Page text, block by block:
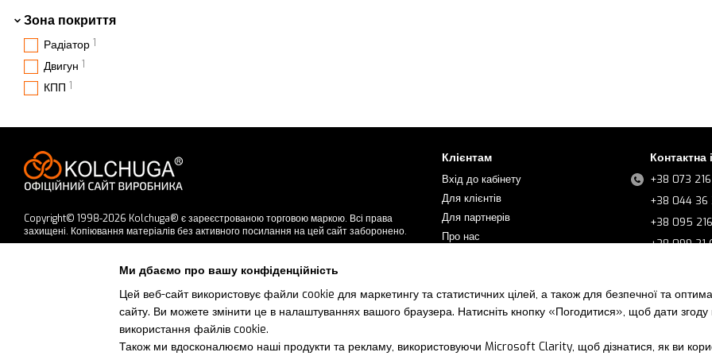
Зона покриття
Радіатор 1
Двигун 1
КПП 1
Copyright© 1998-2026 Kolchuga® є зареєстрованою торговою маркою. Всі права
захищені. Копіювання матеріалів без активного посилання на цей сайт заборонено.
Клієнтам
Вхід до кабінету
Для клієнтів
Для партнерів
Про нас
Новини
Контактна
+38 073
+38 044 36
+38 095
+38 099 21
+38 067 21
Ми дбаємо про вашу конфіденційність
Цей веб-сайт використовує файли cookie для маркетингу та статистичних цілей, а також для безпечної та
сайту. Ви можете змінити це в налаштуваннях вашого браузера. Натисніть кнопку «Погодитися», щоб дати згоду
використання файлів cookie.
Також ми вдосконалюємо наші продукти та рекламу, використовуючи Microsoft Clarity, щоб дізнатися, як ви